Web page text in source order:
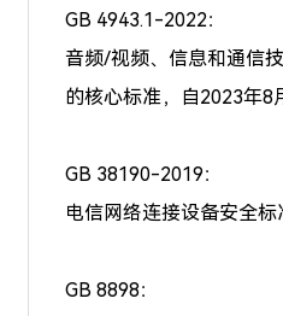
GB 4943.1-2022：
音频/视频、信息和通信
的核心标准，自2023年8
GB 38190-2019：
电信网络连接设备安全
GB 8898：